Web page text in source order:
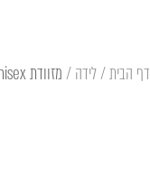
דף הבית לידה מזוודת Unisex